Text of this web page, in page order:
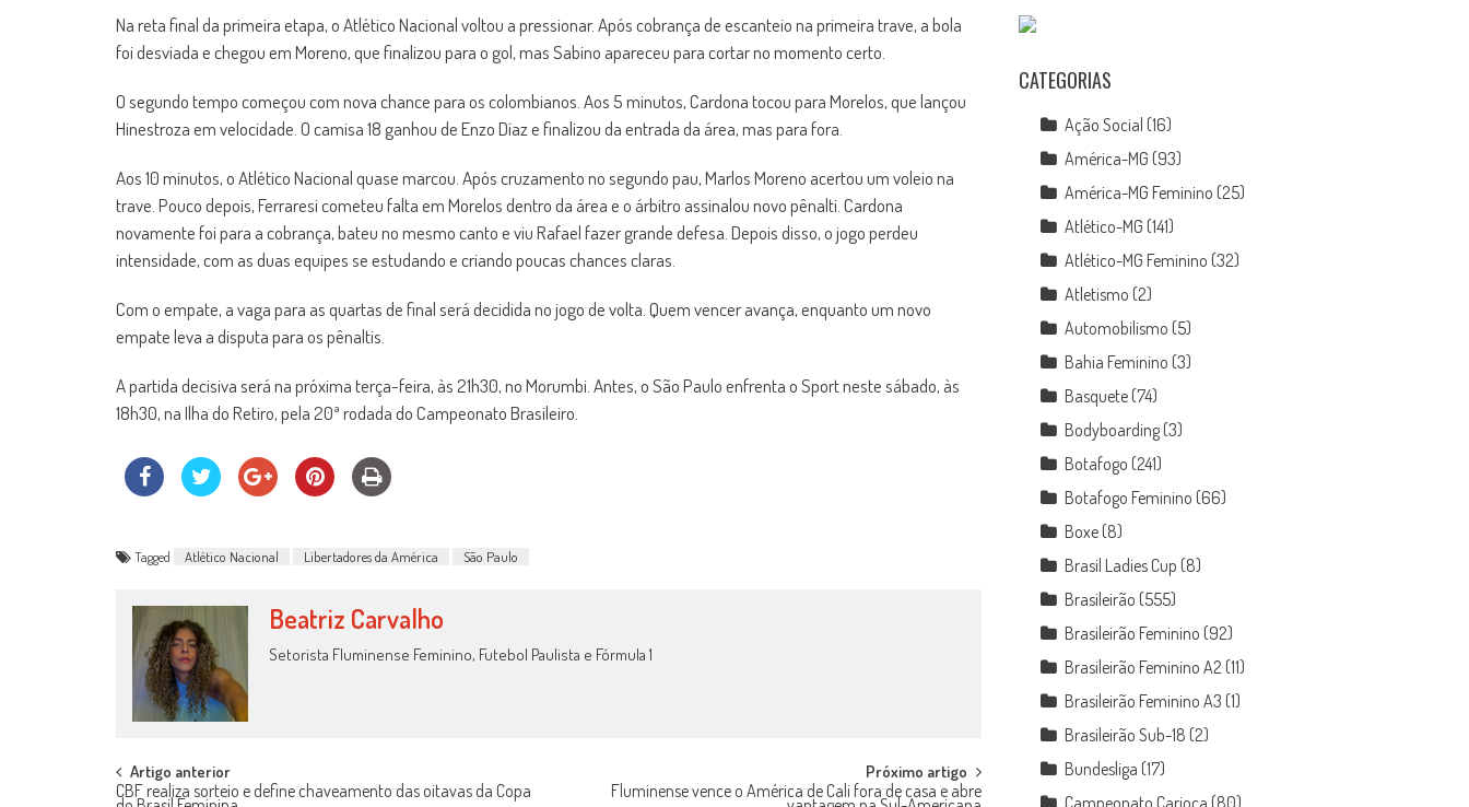
Na reta final da primeira etapa, o Atlético Nacional voltou a pressionar. Após cobrança de escanteio na primeira trave, a bola
foi desviada e chegou em Moreno, que finalizou para o gol, mas Sabino apareceu para cortar no momento certo.
O segundo tempo começou com nova chance para os colombianos. Aos 5 minutos, Cardona tocou para Morelos, que lançou
Hinestroza em velocidade. O camisa 18 ganhou de Enzo Díaz e finalizou da entrada da área, mas para fora.
Aos 10 minutos, o Atlético Nacional quase marcou. Após cruzamento no segundo pau, Marlos Moreno acertou um voleio na
trave. Pouco depois, Ferraresi cometeu falta em Morelos dentro da área e o árbitro assinalou novo pênalti. Cardona
novamente foi para a cobrança, bateu no mesmo canto e viu Rafael fazer grande defesa. Depois disso, o jogo perdeu
intensidade, com as duas equipes se estudando e criando poucas chances claras.
Com o empate, a vaga para as quartas de final será decidida no jogo de volta. Quem vencer avança, enquanto um novo
empate leva a disputa para os pênaltis.
A partida decisiva será na próxima terça-feira, às 21h30, no Morumbi. Antes, o São Paulo enfrenta o Sport neste sábado, às
18h30, na Ilha do Retiro, pela 20ª rodada do Campeonato Brasileiro.
Tagged Atlético Nacional Libertadores da América São Paulo
Beatriz Carvalho
Setorista Fluminense Feminino, Futebol Paulista e Fórmula 1
Post
Artigo anterior
CBF realiza sorteio e define chaveamento das oitavas da Copa
Próximo artigo
Fluminense vence o América de Cali fora de casa e abre
CATEGORIAS
Ação Social (16)
América-MG (93)
América-MG Feminino (25)
Atlético-MG (141)
Atlético-MG Feminino (32)
Atletismo (2)
Automobilismo (5)
Bahia Feminino (3)
Basquete (74)
Bodyboarding (3)
Botafogo (241)
Botafogo Feminino (66)
Boxe (8)
Brasil Ladies Cup (8)
Brasileirão (555)
Brasileirão Feminino (92)
Brasileirão Feminino A2 (11)
Brasileirão Feminino A3 (1)
Brasileirão Sub-18 (2)
Bundesliga (17)
Campeonato Carioca (80)